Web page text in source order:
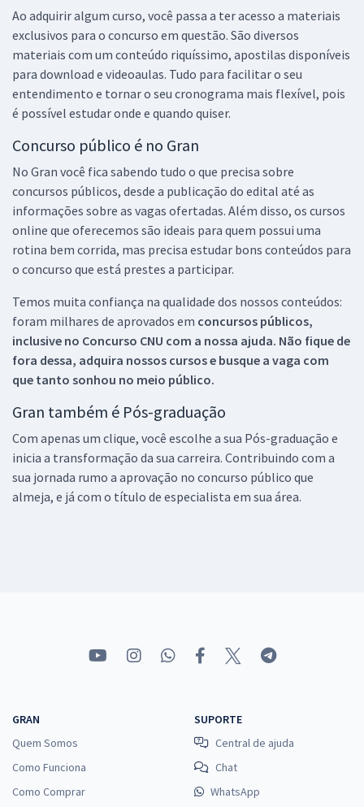
Ao adquirir algum curso, você passa a ter acesso a materiais
exclusivos para o concurso em questão. São diversos
materiais com um conteúdo riquíssimo, apostilas disponíveis
para download e videoaulas. Tudo para facilitar o seu
entendimento e tornar o seu cronograma mais flexível, pois
é possível estudar onde e quando quiser.
Concurso público é no Gran
No Gran você fica sabendo tudo o que precisa sobre
concursos públicos, desde a publicação do edital até as
informações sobre as vagas ofertadas. Além disso, os cursos
online que oferecemos são ideais para quem possui uma
rotina bem corrida, mas precisa estudar bons conteúdos para
o concurso que está prestes a participar.
Temos muita confiança na qualidade dos nossos conteúdos:
foram milhares de aprovados em concursos públicos,
inclusive no Concurso CNU com a nossa ajuda. Não fique de
fora dessa, adquira nossos cursos e busque a vaga com
que tanto sonhou no meio público.
Gran também é Pós-graduação
Com apenas um clique, você escolhe a sua Pós-graduação e
inicia a transformação da sua carreira. Contribuindo com a
sua jornada rumo a aprovação no concurso público que
almeja, e já com o título de especialista em sua área.
GRAN
Quem Somos
Como Funciona
Como Comprar
SUPORTE
Central de ajuda
Chat
WhatsApp